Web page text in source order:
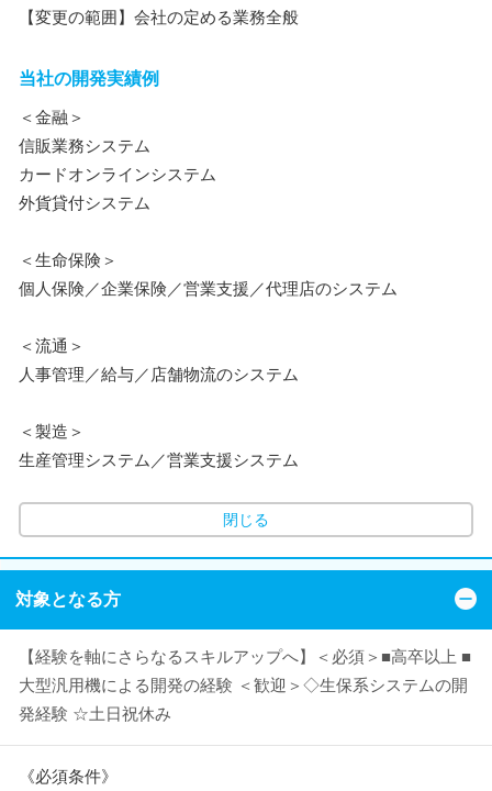
【変更の範囲】会社の定める業務全般
当社の開発実績例
＜金融＞
信販業務システム
カードオンラインシステム
外貨貸付システム
＜生命保険＞
個人保険／企業保険／営業支援／代理店のシステム
＜流通＞
人事管理／給与／店舗物流のシステム
＜製造＞
生産管理システム／営業支援システム
閉じる
対象となる方
【経験を軸にさらなるスキルアップへ】＜必須＞■高卒以上 ■
大型汎用機による開発の経験 ＜歓迎＞◇生保系システムの開
発経験 ☆土日祝休み
《必須条件》